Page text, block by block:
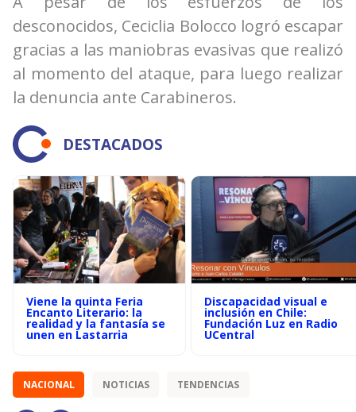
desconocidos, Ceciclia Bolocco logró escapar
gracias a las maniobras evasivas que realizó
al momento del ataque, para luego realizar
la denuncia ante Carabineros.
DESTACADOS
Viene la quinta Feria
Encanto Literario: la
realidad y la fantasía se
unen en Lastarria
Discapacidad visual e
inclusión en Chile:
Fundación Luz en Radio
UCentral
NACIONAL NOTICIAS TENDENCIAS